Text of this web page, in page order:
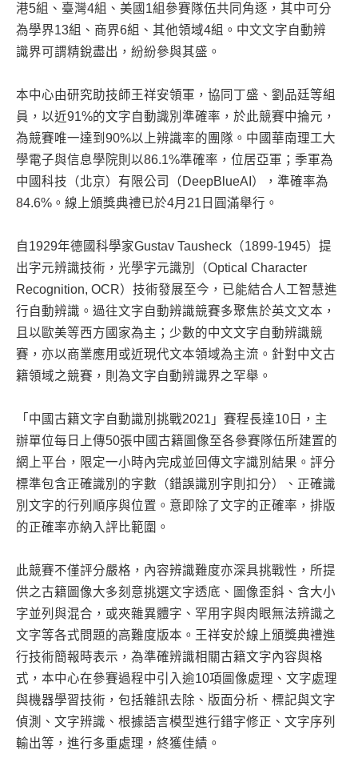
港5組、臺灣4組、美國1組參賽隊伍共同角逐，其中可分
為學界13組、商界6組、其他領域4組。中文文字自動辨
識界可謂精銳盡出，紛紛參與其盛。
本中心由研究助技師王祥安領軍，協同丁盛、劉品廷等組
員，以近91%的文字自動識別準確率，於此競賽中掄元，
為競賽唯一達到90%以上辨識率的團隊。中國華南理工大
學電子與信息學院則以86.1%準確率，位居亞軍；季軍為
中國科技（北京）有限公司（DeepBlueAI），準確率為
84.6%。線上頒獎典禮已於4月21日圓滿舉行。
自1929年德國科學家Gustav Tausheck（1899-1945）提
出字元辨識技術，光學字元識別（Optical Character
Recognition, OCR）技術發展至今，已能結合人工智慧進
行自動辨識。過往文字自動辨識競賽多聚焦於英文文本，
且以歐美等西方國家為主；少數的中文文字自動辨識競
賽，亦以商業應用或近現代文本領域為主流。針對中文古
籍領域之競賽，則為文字自動辨識界之罕舉。
「中國古籍文字自動識別挑戰2021」賽程長達10日，主
辦單位每日上傳50張中國古籍圖像至各參賽隊伍所建置的
網上平台，限定一小時內完成並回傳文字識別結果。評分
標準包含正確識別的字數（錯誤識別字則扣分）、正確識
別文字的行列順序與位置。意即除了文字的正確率，排版
的正確率亦納入評比範圍。
此競賽不僅評分嚴格，內容辨識難度亦深具挑戰性，所提
供之古籍圖像大多刻意挑選文字透底、圖像歪斜、含大小
字並列與混合，或夾雜異體字、罕用字與肉眼無法辨識之
文字等各式問題的高難度版本。王祥安於線上頒獎典禮進
行技術簡報時表示，為準確辨識相關古籍文字內容與格
式，本中心在參賽過程中引入逾10項圖像處理、文字處理
與機器學習技術，包括雜訊去除、版面分析、標記與文字
偵測、文字辨識、根據語言模型進行錯字修正、文字序列
輸出等，進行多重處理，終獲佳績。